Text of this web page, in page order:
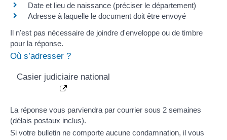
Date et lieu de naissance (préciser le département)
Adresse à laquelle le document doit être envoyé
Il n'est pas nécessaire de joindre d'enveloppe ou de timbre
pour la réponse.
Où s’adresser ?
Casier judiciaire national
La réponse vous parviendra par courrier sous 2 semaines
(délais postaux inclus).
Si votre bulletin ne comporte aucune condamnation, il vous